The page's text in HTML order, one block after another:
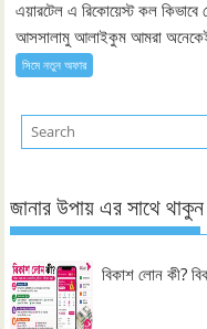
এয়ারটেল এ রিকোয়েস্ট কল
আসসালামু আলাইকুম আমরা
সিমে নতুন ‍অফার
জানার উপায় এর সাথে থাকুন
বিকাশ লোন কী?